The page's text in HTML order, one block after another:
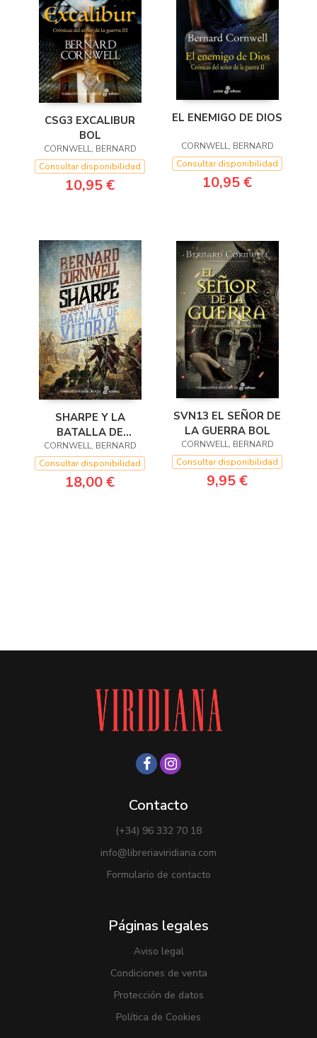
CSG3 EXCALIBUR
BOL
CORNWELL, BERNARD
Consultar disponibilidad
10,95 €
EL ENEMIGO DE DIOS
CORNWELL, BERNARD
Consultar disponibilidad
10,95 €
SHARPE Y LA
BATALLA DE
VITORIA
CORNWELL, BERNARD
Consultar disponibilidad
18,00 €
SVN13 EL SEÑOR DE
LA GUERRA BOL
CORNWELL, BERNARD
Consultar disponibilidad
9,95 €
Contacto
(+34) 96 332 70 18
info@libreriaviridiana.com
Formulario de contacto
Páginas legales
Aviso legal
Condiciones de venta
Protección de datos
Política de Cookies